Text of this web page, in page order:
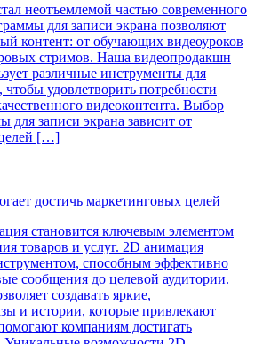
неотъемлемой частью современного
для записи экрана позволяют
контент: от обучающих видеоуроков
стримов. Наша видеопродакшн
различные инструменты для
чтобы удовлетворить потребности
видеоконтента. Выбор
для записи экрана зависит от
[…]
достичь маркетинговых целей
становится ключевым элементом
товаров и услуг. 2D анимация
способным эффективно
сообщения до целевой аудитории.
создавать яркие,
и истории, которые привлекают
компаниям достигать